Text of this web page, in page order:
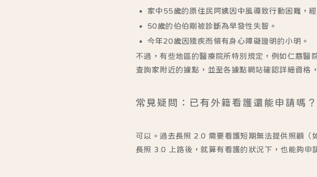
家中55歲的原住民阿姨因中風導致行動困難，
50歲的伯伯剛被診斷為早發性失智。
今年20歲因殘疾而領有身心障礙證明的小明。
不過，有些地區的醫療院所特別規定，例如仁慈醫
查詢家附近的據點，並至各據點網站確認詳細資格
常見疑問：已有外籍看護還能申請嗎？
可以。過去長照 2.0 需要看護短期無法提供照顧（
長照 3.0 上路後，就算有看護的狀況下，也能夠申